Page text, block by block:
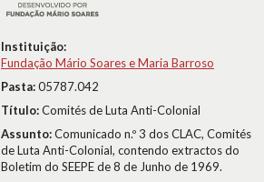
Instituição:
Fundação Mário Soares e Maria Barroso
Pasta:05787.042
Título:Comités de Luta Anti-Colonial
Assunto:Comunicado n.º 3 dos CLAC, Comités
de Luta Anti-Colonial, contendo extractos do
Boletim do SEEPE de 8 de Junho de 1969.